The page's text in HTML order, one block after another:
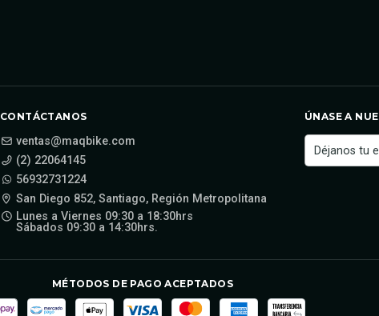
CONTÁCTANOS
ventas@maqbike.com
(2) 22064145
56932731224
San Diego 852, Santiago, Región Metropolitana
Lunes a Viernes 09:30 a 18:30hrs
Sábados 09:30 a 14:30hrs.
ÚNASE A
MÉTODOS DE PAGO ACEPTADOS